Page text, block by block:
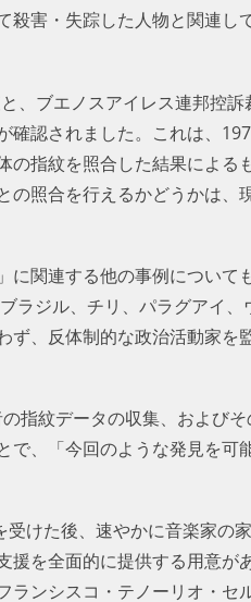
害・失踪した人物と関連し
、ブエノスアイレス連邦控
認されました。これは、
指紋を照合した結果による
照合を行えるかどうかは、
関連する他の事例について
ラジル、チリ、パラグアイ、
、反体制的な政治活動家を
指紋データの収集、および
、「今回のような発見を可
受けた後、速やかに音楽家
援を全面的に提供する用意
フランシスコ・テノーリオ・